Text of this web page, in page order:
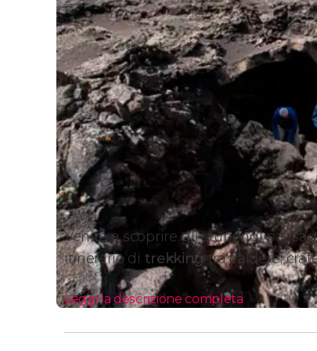
Venite a scoprire gli stupendi
itinerario di trekking tra caldere,
Leggi la descrizione completa